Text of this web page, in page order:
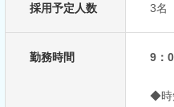
採用予定人数 3名
勤務時間 9：
◆時